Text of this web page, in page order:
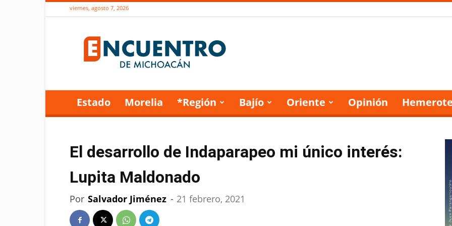
viernes, agosto 7, 2026
de
Michoacán
Estado Morelia *Región Bajío Oriente Opinión
El desarrollo de Indaparapeo mi único interés:
Lupita Maldonado
Por Salvador Jiménez - 21 febrero, 2021